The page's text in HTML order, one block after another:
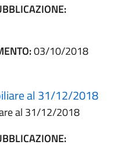
03/10/2018
al 31/12/2018
al 31/12/2018